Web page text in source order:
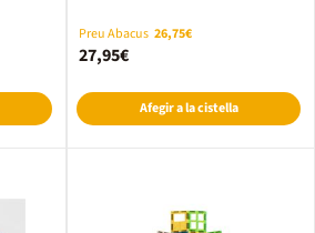
Preu Abacus 26,75€
27,95€
Afegir a la cistella